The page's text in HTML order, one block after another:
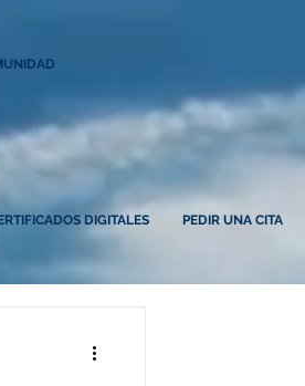
DIGITALES PEDIR UNA CITA